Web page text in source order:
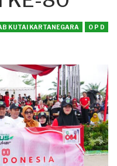
KUTAI KARTANEGARA O P D